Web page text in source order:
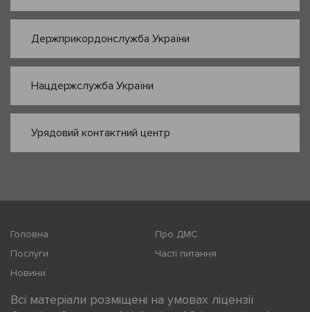
Держприкордонслужба України
Нацдержслужба України
Урядовий контактний центр
Головна
Про ДМС
Послуги
Часті питання
Новини
Всі матеріали розміщені на умовах ліцензії